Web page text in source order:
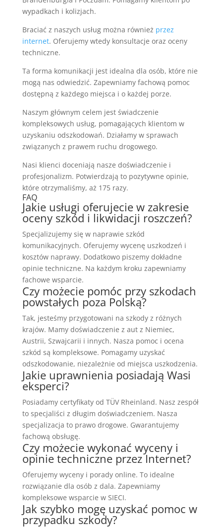
wypadkach i kolizjach.
Braciać z naszych usług można również przez
internet. Oferujemy wtedy konsultacje oraz oceny
techniczne.
Ta forma komunikacji jest idealna dla osób, które nie
mogą nas odwiedzić. Zapewniamy fachową pomoc
dostępną z każdego miejsca i o każdej porze.
Naszym głównym celem jest świadczenie
kompleksowych usług, pomagających klientom w
uzyskaniu odszkodowań. Działamy w sprawach
związanych z prawem ruchu drogowego.
Nasi klienci doceniają nasze doświadczenie i
profesjonalizm. Potwierdzają to pozytywne opinie,
które otrzymaliśmy, aż 175 razy.
FAQ
Jakie usługi oferujecie w zakresie
oceny szkód i likwidacji roszczeń?
Specjalizujemy się w naprawie szkód
komunikacyjnych. Oferujemy wycenę uszkodzeń i
kosztów naprawy. Dodatkowo piszemy dokładne
opinie techniczne. Na każdym kroku zapewniamy
fachowe wsparcie.
Czy możecie pomóc przy szkodach
powstałych poza Polską?
Tak, jesteśmy przygotowani na szkody z różnych
krajów. Mamy doświadczenie z aut z Niemiec,
Austrii, Szwajcarii i innych. Nasza pomoc i ocena
szkód są kompleksowe. Pomagamy uzyskać
odszkodowanie, niezależnie od miejsca uszkodzenia.
Jakie uprawnienia posiadają Wasi
eksperci?
Posiadamy certyfikaty od TÜV Rheinland. Nasz zespół
to specjaliści z długim doświadczeniem. Nasza
specjalizacja to prawo drogowe. Gwarantujemy
fachową obsługę.
Czy możecie wykonać wyceny i
opinie techniczne przez Internet?
Oferujemy wyceny i porady online. To idealne
rozwiązanie dla osób z dala. Zapewniamy
kompleksowe wsparcie w SIECI.
Jak szybko mogę uzyskać pomoc w
przypadku szkody?